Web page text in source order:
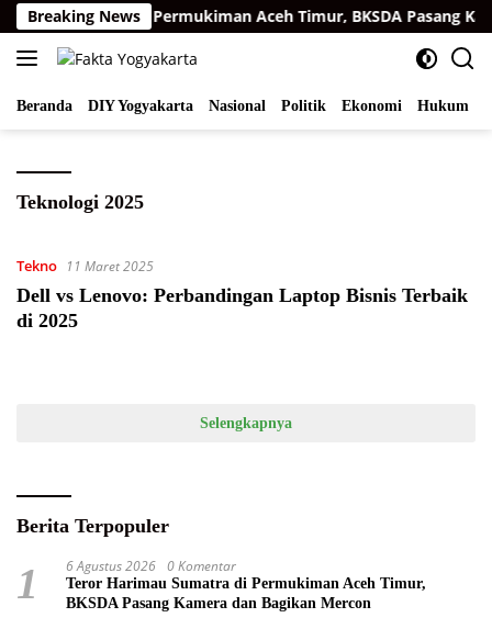
Langsung
ke
konten
Breaking News
Sumatra di Permukiman Aceh Timur, BKSDA Pasang
Beranda DIY Yogyakarta Nasional Politik Ekonomi Hukum
Teknologi 2025
Tekno 11 Maret 2025
Dell vs Lenovo: Perbandingan Laptop Bisnis Terbaik
di 2025
Selengkapnya
Berita Terpopuler
1 6 Agustus 2026 0 Komentar
Teror Harimau Sumatra di Permukiman Aceh Timur,
BKSDA Pasang Kamera dan Bagikan Mercon